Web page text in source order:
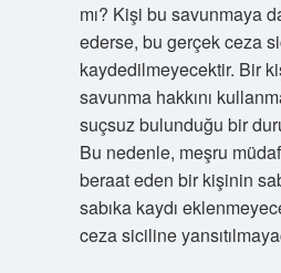
mı? Kişi bu savunmaya
ederse, bu gerçek ceza
kaydedilmeyecektir. Bir
savunma hakkını
suçsuz bulunduğu bir
Bu nedenle, meşru
beraat eden bir kişinin
sabıka kaydı
ceza siciline